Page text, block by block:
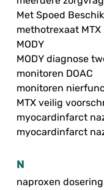
Met Spoed
methotrexaat MTX
MODY
MODY diagnose
monitoren DOAC
monitoren
MTX veilig
myocardinfarct
myocardinfarct
N
naproxen